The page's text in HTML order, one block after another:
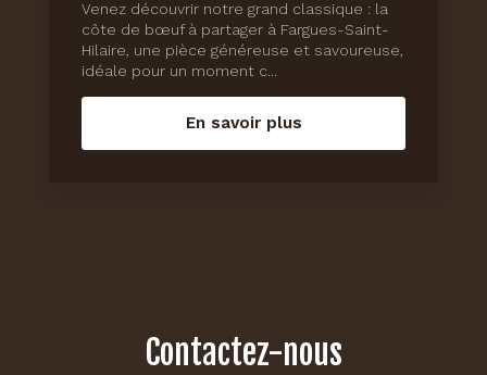
Venez découvrir notre grand classique : la
côte de bœuf à partager à Fargues-Saint-
Hilaire, une pièce généreuse et savoureuse,
idéale pour un moment c...
En savoir plus
Contactez-nous